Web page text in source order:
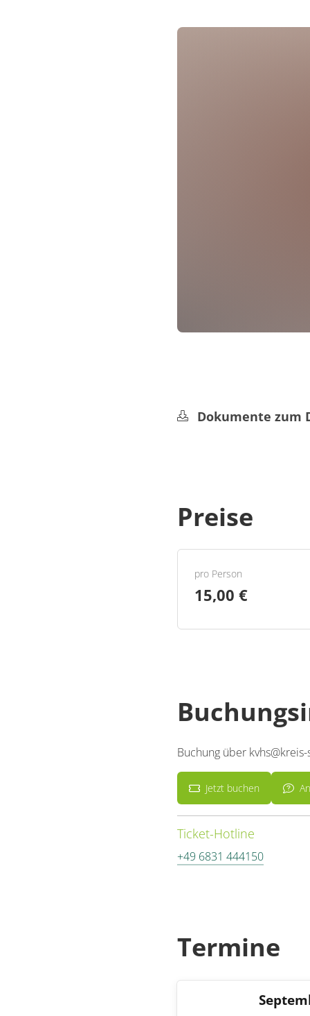
Dokumente zum
Preise
pro Person
15,00 €
Buchung über
Jetzt buchen
Ticket-Hotline
+49 6831 444150
Termine